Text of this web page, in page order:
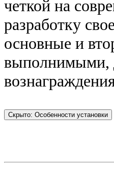
четкой на
разработку
основные и
выполнимыми,